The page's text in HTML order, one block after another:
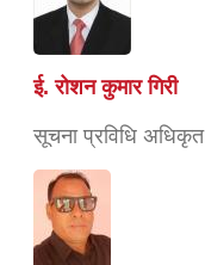
ई. रोशन कुमार गिरी
सूचना प्रविधि अधिकृत